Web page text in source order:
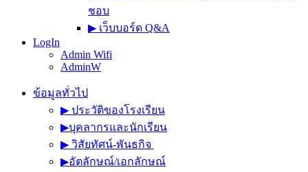
ชอบ
▶︎ เว็บบอร์ด Q&A
LogIn
Admin Wifi
AdminW
ข้อมูลทั่วไป
▶︎ ประวัติของโรงเรียน
▶︎บุคลากรและนักเรียน
▶︎ วิสัยทัศน์-พันธกิจ
▶︎อัตลักษณ์/เอกลักษณ์